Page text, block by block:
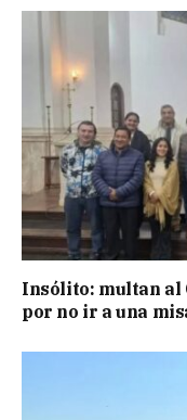
Insólito: multan al
por no ir a una